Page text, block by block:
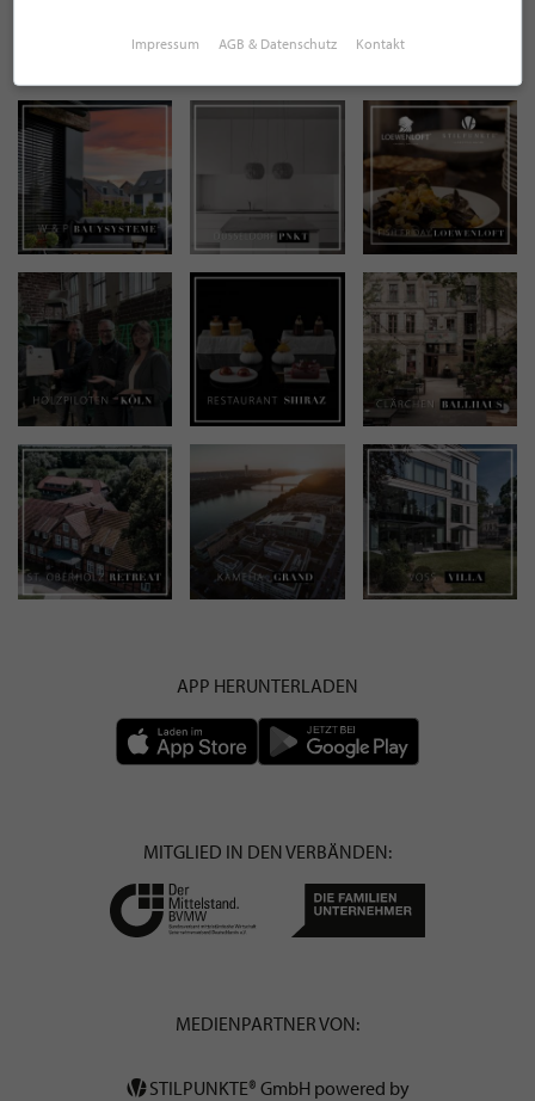
STILPUNKTE AUF
APP HERUNTERLADEN
MITGLIED IN DEN VERBÄNDEN:
MEDIENPARTNER VON:
STILPUNKTE® GmbH powered by
Impressum AGB & Datenschutz Kontakt